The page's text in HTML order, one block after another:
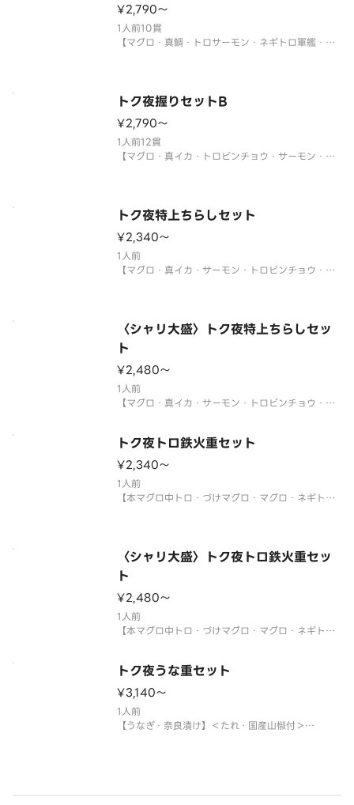
※年末年始・お盆期間中は販売をお休みさせていた
だく場合がございます。
¥2,790〜
1人前10貫
【マグロ・真鯛・トロサーモン・ネギトロ軍艦・イ
※年末年始・お盆期間中は販売をお休みさせていた
トク夜握りセットB
¥2,790〜
1人前12貫
【マグロ・真イカ・トロビンチョウ・サーモン・ツ
だく場合がございます。
サイドメニューは下記よりお選びください。
トク夜特上ちらしセット
¥2,340〜
1人前
【マグロ・真イカ・サーモン・トロビンチョウ・真
※酢飯を使用しています。
※年末年始・お盆期間中は販売をお休みさせていた
だく場合がございます。
サイドメニューは下記よりお選び
〈シャリ大盛〉トク夜特上ちらしセッ
ト
¥2,480〜
1人前
【マグロ・真イカ・サーモン・トロビンチョウ・真
〈わさび付〉
※酢飯を使用しています。
※年末年始・お盆期間中は販売をお休みさせていた
だく場合がございます。
トク夜トロ鉄火重セット
¥2,340〜
1人前
【本マグロ中トロ・づけマグロ・マグロ・ネギト
※酢飯を使用しています。
※年末年始・お盆期間中は販売をお休みさせていた
だく場合がございます。
サイドメニューは下記よりお選
〈シャリ大盛〉トク夜トロ鉄火重セッ
ト
¥2,480〜
1人前
【本マグロ中トロ・づけマグロ・マグロ・ネギト
〈わさび付〉
※酢飯を使用しています。
※年末年始・お盆期間中は販売をお休みさせていた
だく場合がございます。
トク夜うな重セット
¥3,140〜
1人前
【うなぎ・奈良漬け】＜たれ・国産山椒付＞
※〈カップ赤だし（あさり）〉は、お湯をご用意く